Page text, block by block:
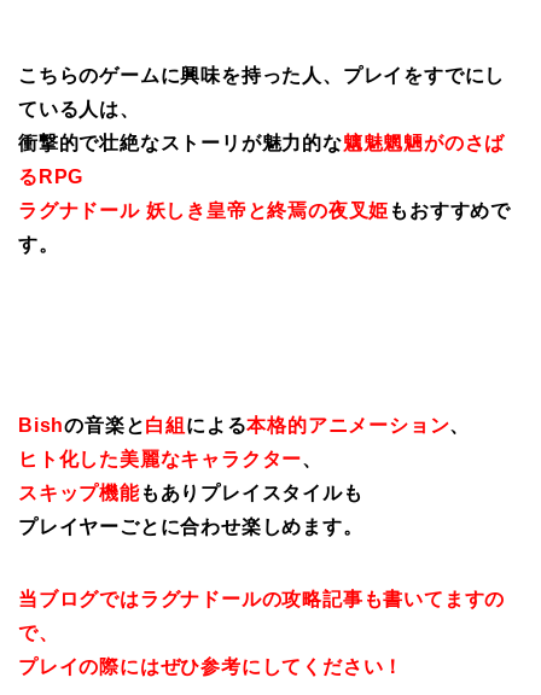
こちらのゲームに興味を持った人、プレイをすでにし
ている人は、
衝撃的で壮絶なストーリが魅力的な魑魅魍魎がのさば
るRPG
ラグナドール 妖しき皇帝と終焉の夜叉姫 もおすすめで
す。
Bishの音楽と白組 による本格的アニメーション、
ヒト化した美麗なキャラクター、
スキップ機能もありプレイスタイルも
プレイヤーごとに合わせ楽しめます。
当ブログではラグナドールの攻略記事も書いてますの
で、
プレイの際にはぜひ参考にしてください！